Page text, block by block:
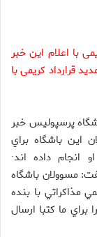
با اعلام این خبر
قرارداد کریمی با
پرسپوليس خبر
اين باشگاه براي
انجام داده اند·
مسوولان باشگاه
مذاكراتي با بنده
ما كتبا ارسال